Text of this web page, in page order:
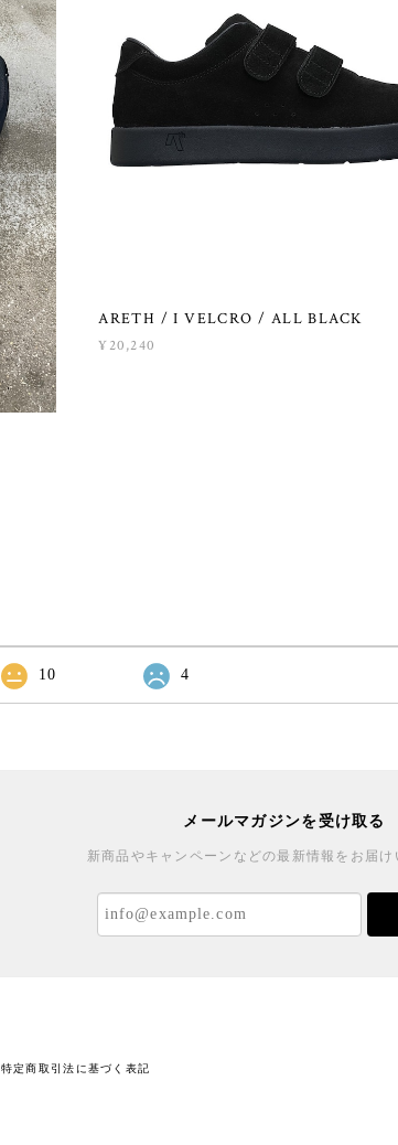
ARETH / I VELCRO / ALL BLACK
¥20,240
10 4
メールマガジンを受け取る
新商品やキャンペーンなどの最新情報をお届け
特定商取引法に基づく表記